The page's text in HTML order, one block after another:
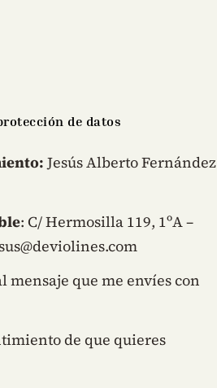
de datos
Jesús Alberto Fernández
: C/ Hermosilla 119, 1ºA –
mensaje que me envíes con
de que quieres